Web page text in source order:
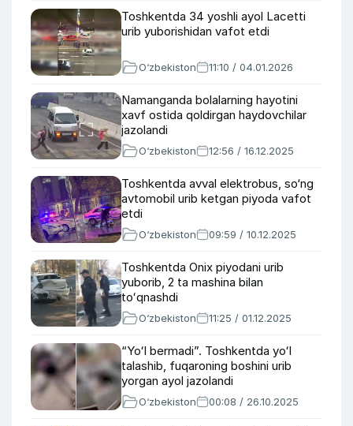
Toshkentda 34 yoshli ayol Lacetti
urib yuborishidan vafot etdi
O‘zbekiston 11:10 / 04.01.2026
Namanganda bolalarning hayotini
xavf ostida qoldirgan haydovchilar
jazolandi
O‘zbekiston 12:56 / 16.12.2025
Toshkentda avval elektrobus, so‘ng
avtomobil urib ketgan piyoda vafot
etdi
O‘zbekiston 09:59 / 10.12.2025
Toshkentda Onix piyodani urib
yuborib, 2 ta mashina bilan
toʻqnashdi
O‘zbekiston 11:25 / 01.12.2025
“Yoʻl bermadi”. Toshkentda yoʻl
talashib, fuqaroning boshini urib
yorgan ayol jazolandi
O‘zbekiston 00:08 / 26.10.2025